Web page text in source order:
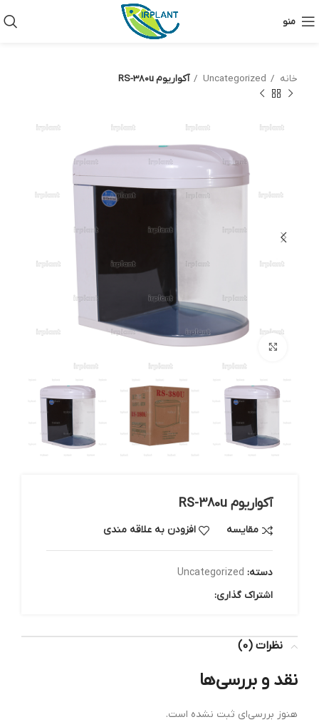
منو
خانه Uncategorized آکواریوم RS-380u
بزرگنمایی تصویر
آکواریوم RS-380u
مقایسه افزودن به علاقه مندی
دسته: Uncategorized
اشتراک گذاری:
نظرات (0)
نقد و بررسی‌ها
هنوز بررسی‌ای ثبت نشده است.